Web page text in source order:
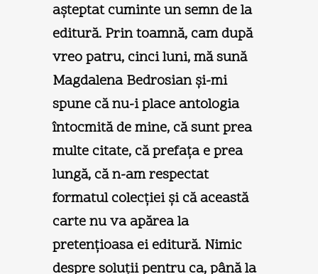
aşteptat cuminte un semn de la
editură. Prin toamnă, cam după
vreo patru, cinci luni, mă sună
Magdalena Bedrosian şi-mi
spune că nu-i place antologia
întocmită de mine, că sunt prea
multe citate, că prefaţa e prea
lungă, că n-am respectat
formatul colecţiei şi că această
carte nu va apărea la
pretenţioasa ei editură. Nimic
despre soluţii pentru ca, până la